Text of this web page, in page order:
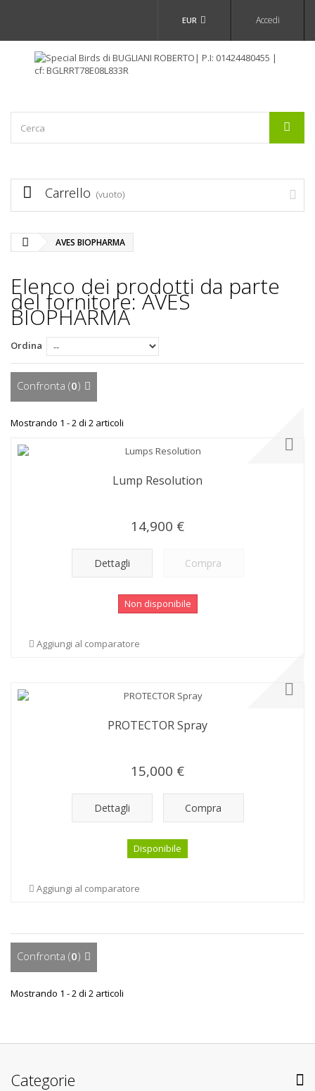
Accedi
EUR
Carrello (vuoto)
AVES BIOPHARMA
Elenco dei prodotti da parte
del fornitore: AVES
BIOPHARMA
Ordina
Confronta (0)
Mostrando 1 - 2 di 2 articoli
Lump Resolution
14,900 €
Dettagli Compra
Non disponibile
Aggiungi al comparatore
PROTECTOR Spray
15,000 €
Dettagli Compra
Disponibile
Aggiungi al comparatore
Confronta (0)
Mostrando 1 - 2 di 2 articoli
Categorie